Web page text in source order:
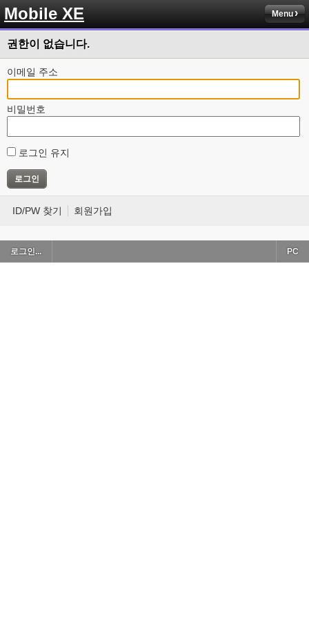
Mobile XE Menu
권한이 없습니다.
이메일 주소
비밀번호
로그인 유지
ID/PW 찾기 회원가입
로그인... PC